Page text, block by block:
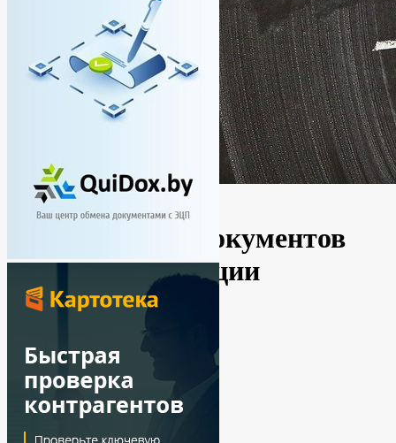
Новости
Новые формы документов
для госрегистрации
Ирина 10.11.2020 No Comments